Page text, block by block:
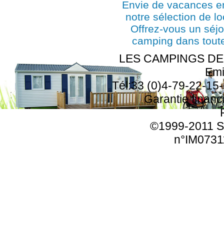
Envie de vacances
notre sélection de
Offrez-vous un
camping dans
LES CAMPINGS
Tél:33 (0)4-79-22-
Garantie
©1999-2011